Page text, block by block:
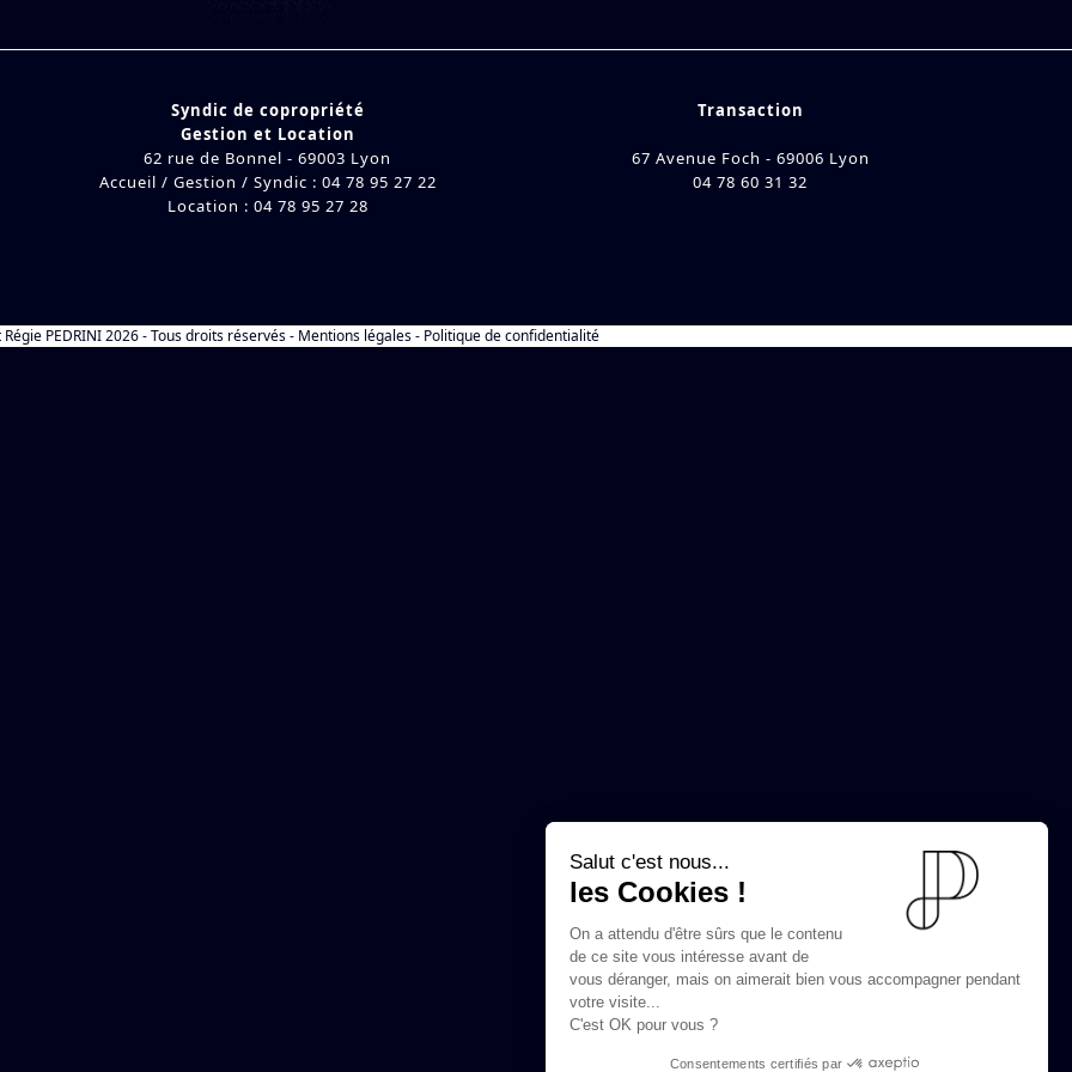
Syndic de copropriété
Gestion et Location
62 rue de Bonnel - 69003 Lyon
Accueil / Gestion / Syndic : 04 78 95 27 22
Location : 04 78 95 27 28
Transaction
67 Avenue Foch - 69006 Lyon
04 78 60 31 32
Régie PEDRINI2026 - Tous droits réservés - Mentions légales- Politique de confidentialité
Salut c'est nous...
les Cookies !
On a attendu d'être sûrs que le contenu
de ce site vous intéresse avant de
vous déranger, mais on aimerait bien vous accompagner pendant
votre visite...
C'est OK pour vous ?
Consentements certifiés par